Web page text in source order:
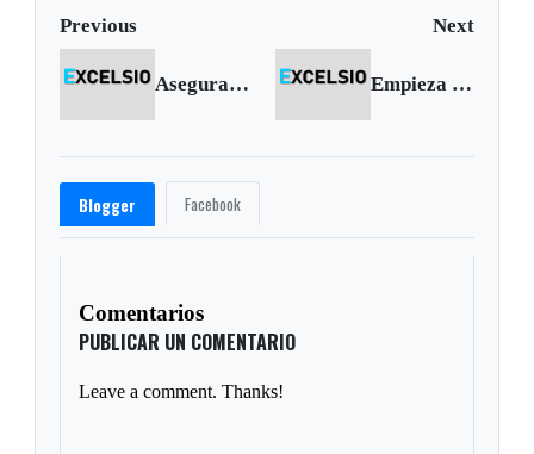
Previous Next
Aseguran a escoltas de la Fiscalía por secuestro Empieza a operar Unidad de Transparencia Electoral
Blogger Facebook
Comentarios
PUBLICAR UN COMENTARIO
Leave a comment. Thanks!